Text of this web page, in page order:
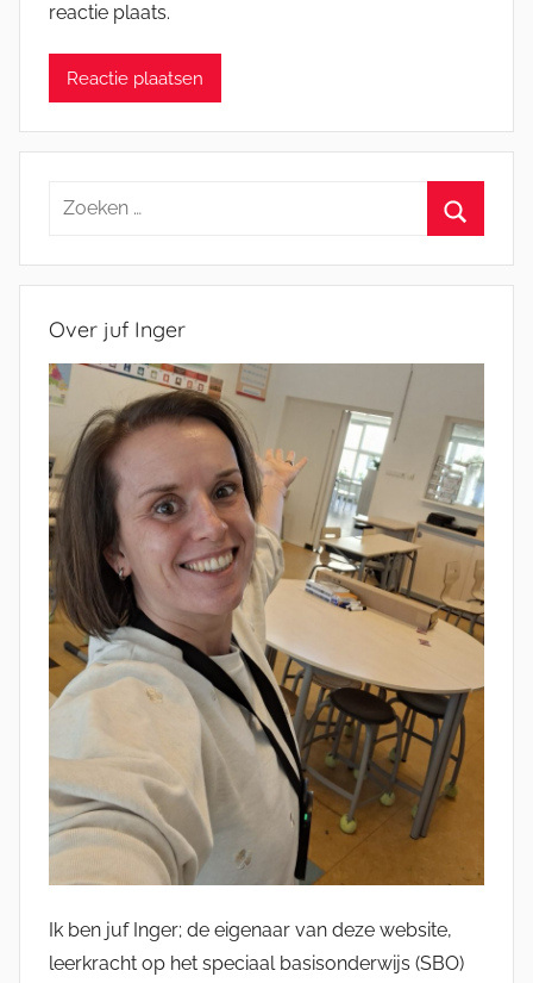
reactie plaats.
Zoeken
Over juf Inger
Ik ben juf Inger; de eigenaar van deze website,
leerkracht op het speciaal basisonderwijs (SBO)